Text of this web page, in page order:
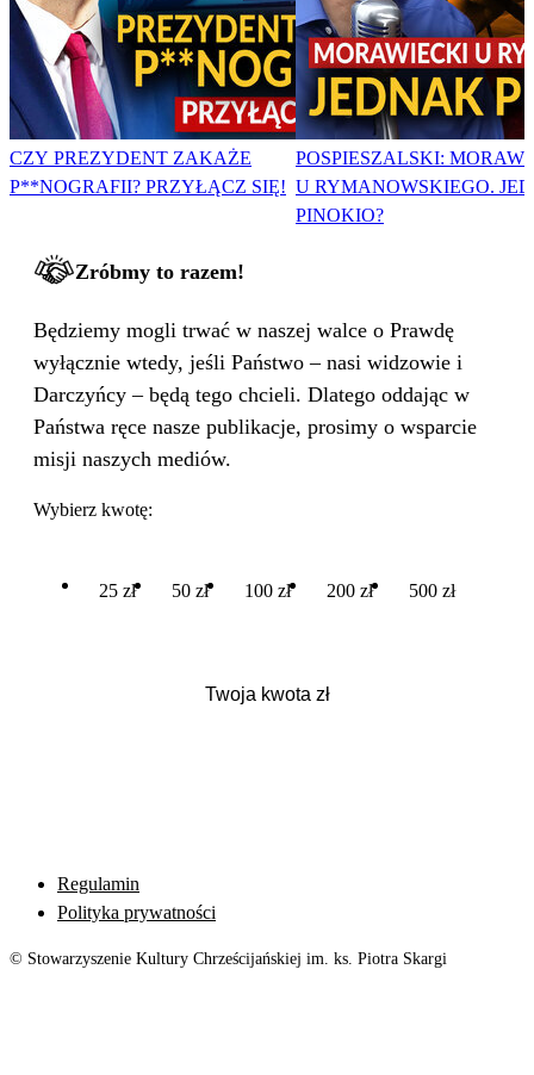
CZY PREZYDENT ZAKAŻE
P**NOGRAFII? PRZYŁĄCZ SIĘ!
POSPIESZALSKI:
U RYMANOWSKIEGO.
PINOKIO?
Zróbmy to razem!
Będziemy mogli trwać w naszej walce o Prawdę
wyłącznie wtedy, jeśli Państwo – nasi widzowie i
Darczyńcy – będą tego chcieli. Dlatego oddając w
Państwa ręce nasze publikacje, prosimy o wsparcie
misji naszych mediów.
Wybierz kwotę:
25 zł 50 zł 100 zł 200 zł 500 zł
Regulamin
Polityka prywatności
© Stowarzyszenie Kultury Chrześcijańskiej im. ks. Piotra Skargi